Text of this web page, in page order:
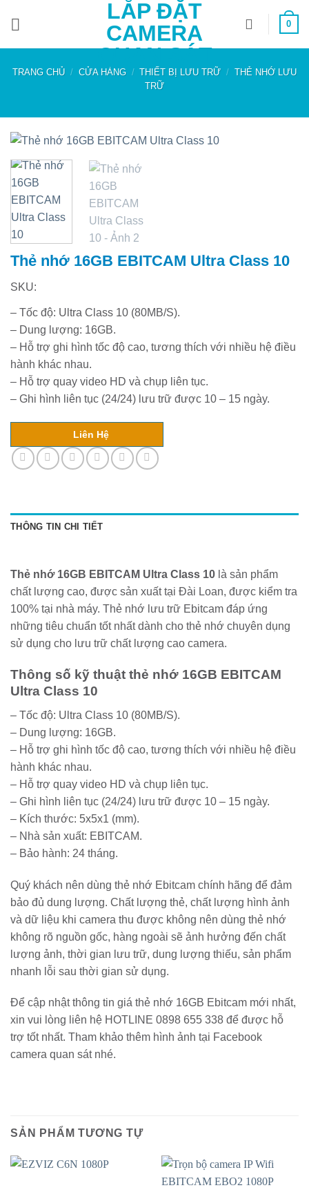
LẮP ĐẶT
CAMERA
QUAN SÁT
0
TRANG CHỦ / CỬA HÀNG / THIẾT BỊ LƯU TRỮ / THẺ NHỚ LƯU
TRỮ
Thẻ nhớ 16GB EBITCAM Ultra Class 10
SKU:
– Tốc độ: Ultra Class 10 (80MB/S).
– Dung lượng: 16GB.
– Hỗ trợ ghi hình tốc độ cao, tương thích với nhiều hệ điều
hành khác nhau.
– Hỗ trợ quay video HD và chụp liên tục.
– Ghi hình liên tục (24/24) lưu trữ được 10 – 15 ngày.
Liên Hệ
THÔNG TIN CHI TIẾT
Thẻ nhớ 16GB EBITCAM Ultra Class 10 là sản phẩm
chất lượng cao, được sản xuất tại Đài Loan, được kiểm tra
100% tại nhà máy. Thẻ nhớ lưu trữ Ebitcam đáp ứng
những tiêu chuẩn tốt nhất dành cho thẻ nhớ chuyên dụng
sử dụng cho lưu trữ chất lượng cao camera.
Thông số kỹ thuật thẻ nhớ 16GB EBITCAM
Ultra Class 10
– Tốc độ: Ultra Class 10 (80MB/S).
– Dung lượng: 16GB.
– Hỗ trợ ghi hình tốc độ cao, tương thích với nhiều hệ điều
hành khác nhau.
– Hỗ trợ quay video HD và chụp liên tục.
– Ghi hình liên tục (24/24) lưu trữ được 10 – 15 ngày.
– Kích thước: 5x5x1 (mm).
– Nhà sản xuất: EBITCAM.
– Bảo hành: 24 tháng.
Quý khách nên dùng thẻ nhớ Ebitcam chính hãng để đảm
bảo đủ dung lượng. Chất lượng thẻ, chất lượng hình ảnh
và dữ liệu khi camera thu được không nên dùng thẻ nhớ
không rõ nguồn gốc, hàng ngoài sẽ ảnh hưởng đến chất
lượng ảnh, thời gian lưu trữ, dung lượng thiếu, sản phẩm
nhanh lỗi sau thời gian sử dụng.
Để cập nhật thông tin giá thẻ nhớ 16GB Ebitcam mới nhất,
xin vui lòng liên hệ HOTLINE 0898 655 338 để được hỗ
trợ tốt nhất. Tham khảo thêm hình ảnh tại Facebook
camera quan sát nhé.
SẢN PHẨM TƯƠNG TỰ